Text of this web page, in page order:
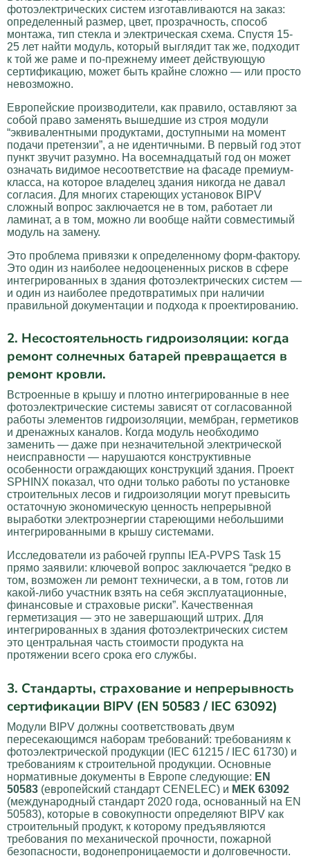
фотоэлектрических систем изготавливаются на заказ:
определенный размер, цвет, прозрачность, способ
монтажа, тип стекла и электрическая схема. Спустя 15-
25 лет найти модуль, который выглядит так же, подходит
к той же раме и по-прежнему имеет действующую
сертификацию, может быть крайне сложно — или просто
невозможно.
Европейские производители, как правило, оставляют за
собой право заменять вышедшие из строя модули
“эквивалентными продуктами, доступными на момент
подачи претензии”, а не идентичными. В первый год этот
пункт звучит разумно. На восемнадцатый год он может
означать видимое несоответствие на фасаде премиум-
класса, на которое владелец здания никогда не давал
согласия. Для многих стареющих установок BIPV
сложный вопрос заключается не в том, работает ли
ламинат, а в том, можно ли вообще найти совместимый
модуль на замену.
Это проблема привязки к определенному форм-фактору.
Это один из наиболее недооцененных рисков в сфере
интегрированных в здания фотоэлектрических систем —
и один из наиболее предотвратимых при наличии
правильной документации и подхода к проектированию.
2. Несостоятельность гидроизоляции: когда
ремонт солнечных батарей превращается в
ремонт кровли.
Встроенные в крышу и плотно интегрированные в нее
фотоэлектрические системы зависят от согласованной
работы элементов гидроизоляции, мембран, герметиков
и дренажных каналов. Когда модуль необходимо
заменить — даже при незначительной электрической
неисправности — нарушаются конструктивные
особенности ограждающих конструкций здания. Проект
SPHINX показал, что одни только работы по установке
строительных лесов и гидроизоляции могут превысить
остаточную экономическую ценность непрерывной
выработки электроэнергии стареющими небольшими
интегрированными в крышу системами.
Исследователи из рабочей группы IEA-PVPS Task 15
прямо заявили: ключевой вопрос заключается “редко в
том, возможен ли ремонт технически, а в том, готов ли
какой-либо участник взять на себя эксплуатационные,
финансовые и страховые риски”. Качественная
герметизация — это не завершающий штрих. Для
интегрированных в здания фотоэлектрических систем
это центральная часть стоимости продукта на
протяжении всего срока его службы.
3. Стандарты, страхование и непрерывность
сертификации BIPV (EN 50583 / IEC 63092)
Модули BIPV должны соответствовать двум
пересекающимся наборам требований: требованиям к
фотоэлектрической продукции (IEC 61215 / IEC 61730) и
требованиям к строительной продукции. Основные
нормативные документы в Европе следующие: EN
50583 (европейский стандарт CENELEC) и МЕК 63092
(международный стандарт 2020 года, основанный на EN
50583), которые в совокупности определяют BIPV как
строительный продукт, к которому предъявляются
требования по механической прочности, пожарной
безопасности, водонепроницаемости и долговечности.